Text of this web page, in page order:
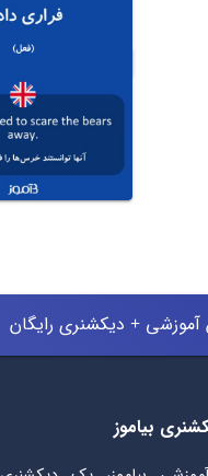
آموزشی + دیکشنری رایگان
بیاموز